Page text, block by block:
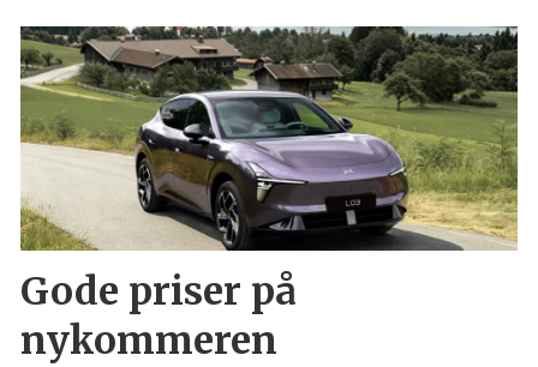
Gode priser på
nykommeren